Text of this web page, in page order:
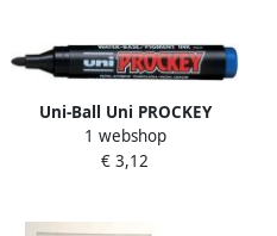
Uni-Ball Uni PROCKEY
permanent marker PM-122
1 8 2 mm blauw
1 webshop
€ 3,12